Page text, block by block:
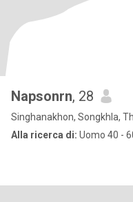
Napsonrn, 28
Singhanakhon, Songkhla,
Alla ricerca di: Uomo 40 -